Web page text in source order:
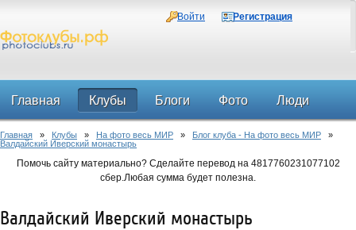
Войти Регистрация
Главная Клубы Блоги Фото Люди
Форум
Главная » Клубы » На фото весь МИР » Блог клуба - На фото весь МИР »
Валдайский Иверский монастырь
Помочь сайту материально? Сделайте перевод на 4817760231077102
сбер.Любая сумма будет полезна.
Валдайский Иверский монастырь